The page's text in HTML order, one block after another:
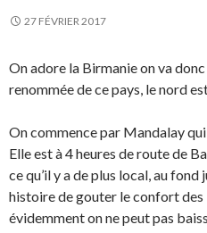
27 FÉVRIER 2017
On adore la Birmanie on va
renommée de ce pays, le nord
On commence par Mandalay
Elle est à 4 heures de route de
ce qu’il y a de plus local, au fond
histoire de gouter le confort
évidemment on ne peut pas